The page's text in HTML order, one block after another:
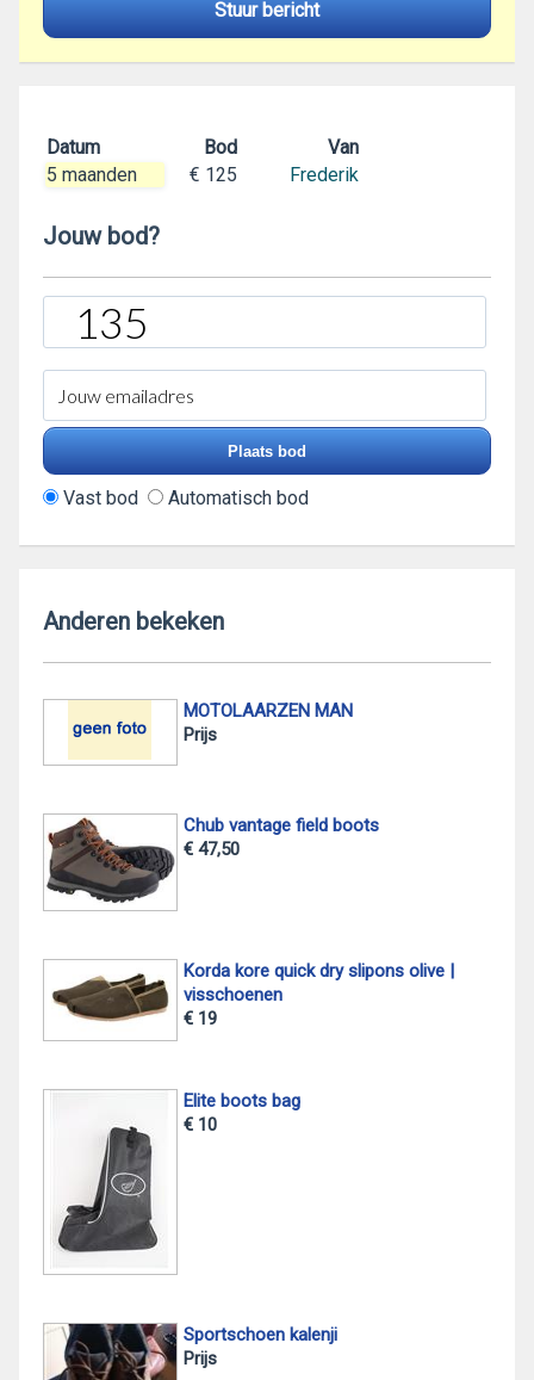
Stuur bericht
Datum Bod
Van
5 maanden
€ 125 Frederik
Jouw bod?
Vast bod Automatisch bod
Anderen bekeken
MOTOLAARZEN MAN
Prijs
Chub vantage field boots
€ 47,50
Korda kore quick dry slipons olive |
visschoenen
€ 19
Elite boots bag
€ 10
Sportschoen kalenji
Prijs